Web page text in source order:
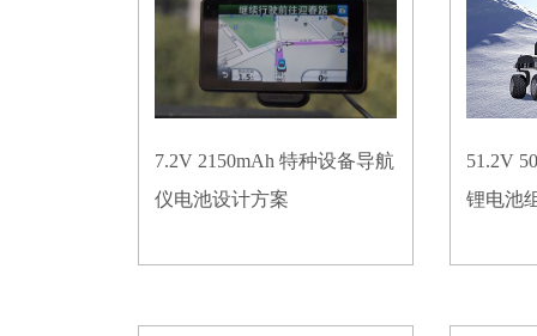
7.2V 2150mAh 特种设备导航
仪电池设计方案
51.2V
锂电池